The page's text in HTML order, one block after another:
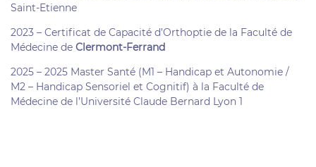
Saint-Etienne
2023 – Certificat de Capacité d’Orthoptie de la Faculté de
Médecine de Clermont-Ferrand
2025 – 2025 Master Santé (M1 – Handicap et Autonomie /
M2 – Handicap Sensoriel et Cognitif) à la Faculté de
Médecine de l’Université Claude Bernard Lyon 1